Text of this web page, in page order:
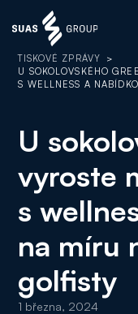
TISKOVÉ ZPRÁVY >
U SOKOLOVSKÉHO
S WELLNESS A
U
vyroste
s
na míru
golfisty
1 března, 2024